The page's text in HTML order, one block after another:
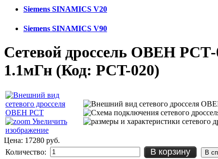
Siemens SINAMICS V20
Siemens SINAMICS V90
Сетевой дроссель ОВЕН
1.1мГн (Код: PCT-020)
Увеличить
изображение
Цена: 17280 руб.
Количество:
В корзину